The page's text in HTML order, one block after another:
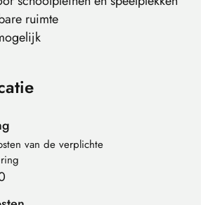
ruimte
van de verplichte